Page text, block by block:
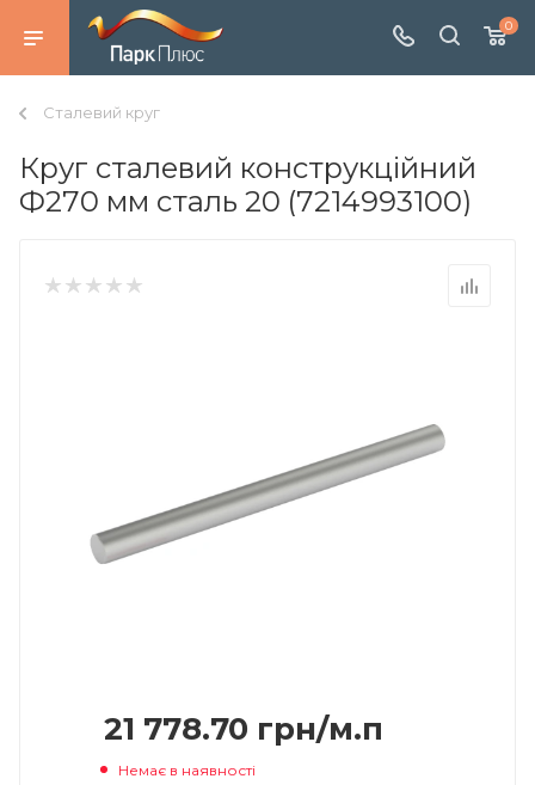
0
Сталевий круг
Круг сталевий конструкційний
Ф270 мм сталь 20 (7214993100)
21 778.70 грн/м.п
Немає в наявності